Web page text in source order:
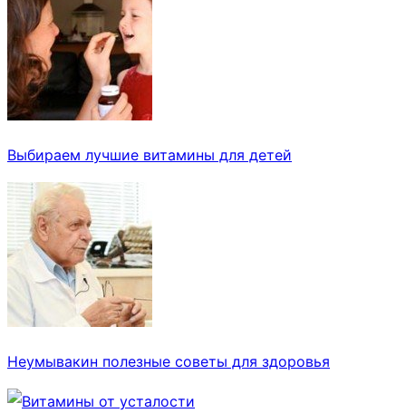
Выбираем лучшие витамины для детей
Неумывакин полезные советы для здоровья